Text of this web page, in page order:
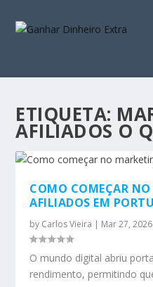
ETIQUETA:
AFILIADOS O
COMO COMEÇAR
AFILIADOS EM
by Carlos Vieira | Mar 27, 2026
O mundo digital abriu
rendimento, permitindo